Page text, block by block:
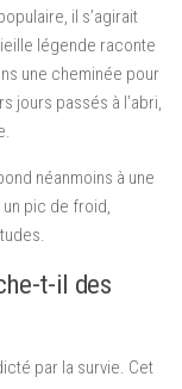
il s’agirait
légende raconte
une cheminée pour
jours passés à l’abri,
néanmoins à une
un pic de froid,
t-il des
par la survie. Cet